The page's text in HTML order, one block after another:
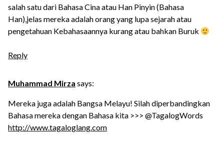
salah satu dari Bahasa Cina atau Han Pinyin (Bahasa
Han),jelas mereka adalah orang yang lupa sejarah atau
pengetahuan Kebahasaannya kurang atau bahkan Buruk
Reply
Muhammad Mirza says:
Mereka juga adalah Bangsa Melayu! Silah diperbandingkan
Bahasa mereka dengan Bahasa kita >>> @TagalogWords
http://www.tagaloglang.com